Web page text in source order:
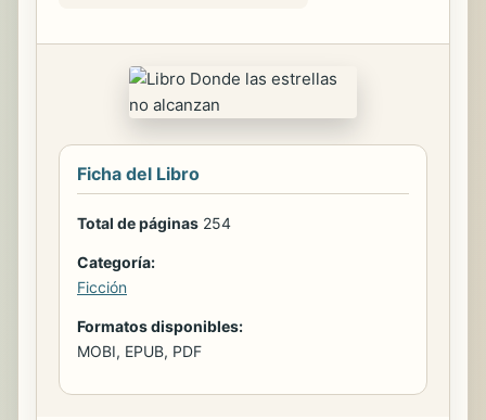
Ficha del Libro
Total de páginas 254
Categoría:
Ficción
Formatos disponibles:
MOBI, EPUB, PDF